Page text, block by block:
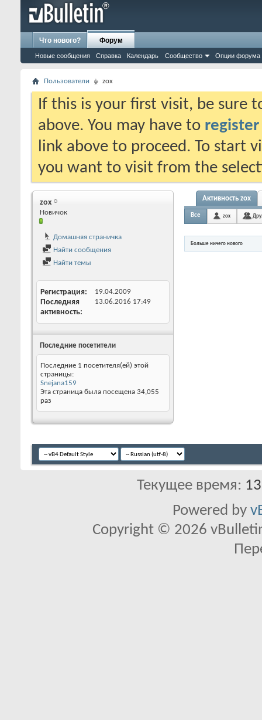
Что нового? Форум
Новые сообщения Справка Календарь Сообщество Опции форума
Пользователи zox
If this is your first visit, be sure
above. You may have to register
link above to proceed. To start
you want to visit from the
zox
Новичок
Домашняя страничка
Найти сообщения
Найти темы
Регистрация 19.04.2009
Последняя
активность
13.06.2016 17:49
Последние посетители
Последние 1 посетителя(ей) этой
страницы:
Snejana159
Эта страница была посещена 34,055
раз
Активность zox
Все zox
Больше ничего нового
Текущее время:
Powered by
Copyright © 2026